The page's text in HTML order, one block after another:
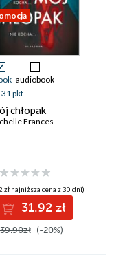
audiobook
31 pkt
chłopak
Frances
zł najniższa cena z 30 dni)
31.92 zł
39.90zł (-20%)